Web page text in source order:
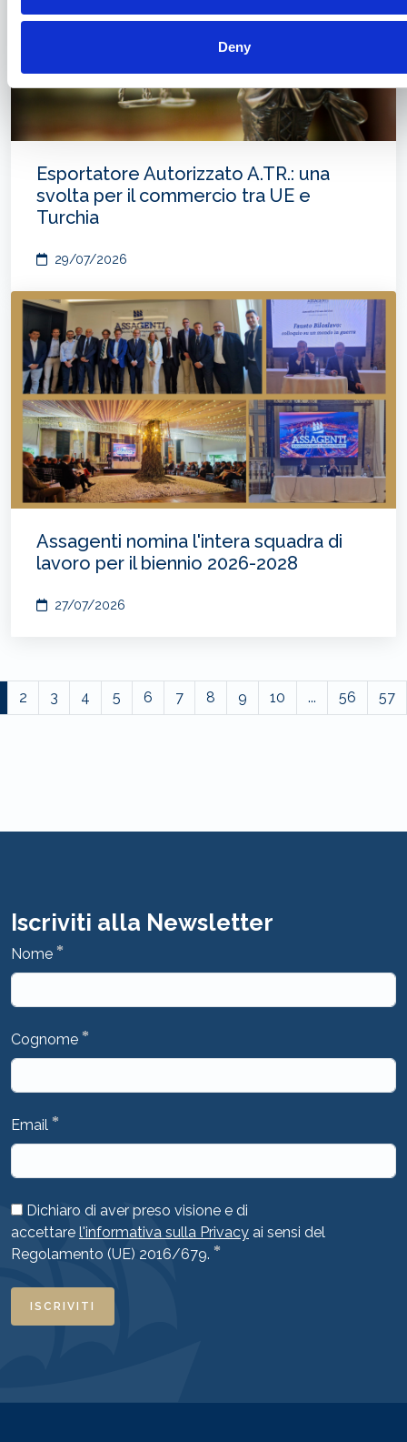
Deny
Esportatore Autorizzato A.TR.: una
svolta per il commercio tra UE e
Turchia
29/07/2026
Assagenti nomina l'intera squadra di
lavoro per il biennio 2026-2028
27/07/2026
2 3 4 5 6 7 8 9 10 ... 56 57
Iscriviti alla Newsletter
Nome *
Cognome *
Email *
Dichiaro di aver preso visione e di
accettare l'informativa sulla Privacy ai sensi del
Regolamento (UE) 2016/679. *
ISCRIVITI